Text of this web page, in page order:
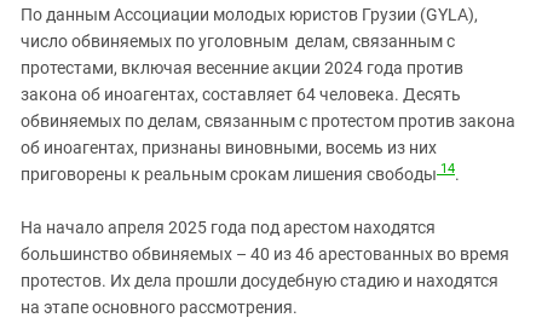
По данным Ассоциации молодых юристов Грузии (GYLA),
число обвиняемых по уголовным делам, связанным с
протестами, включая весенние акции 2024 года против
закона об иноагентах, составляет 64 человека. Десять
обвиняемых по делам, связанным с протестом против закона
об иноагентах, признаны виновными, восемь из них
приговорены к реальным срокам лишения свободы 14.
На начало апреля 2025 года под арестом находятся
большинство обвиняемых – 40 из 46 арестованных во время
протестов. Их дела прошли досудебную стадию и находятся
на этапе основного рассмотрения.